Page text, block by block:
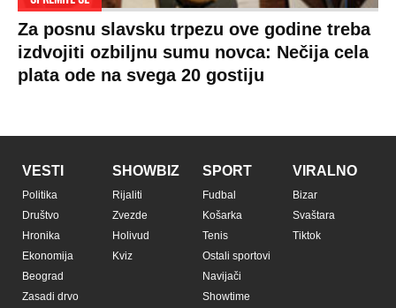
Za posnu slavsku trpezu ove godine treba
izdvojiti ozbiljnu sumu novca: Nečija cela
plata ode na svega 20 gostiju
VESTI
Politika
Društvo
Hronika
Ekonomija
Beograd
Zasadi drvo
SHOWBIZ
Rijaliti
Zvezde
Holivud
Kviz
SPORT
Fudbal
Košarka
Tenis
Ostali sportovi
Navijači
Showtime
VIRALNO
Bizar
Svaštara
Tiktok